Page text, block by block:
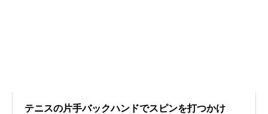
テニスの片手バックハンドでスピンを打つかけ